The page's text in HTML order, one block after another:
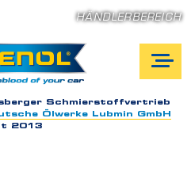
HÄNDLERBEREICH
Schmierstoffvertrieb
Ölwerke Lubmin GmbH
2013